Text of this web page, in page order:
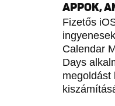
APPOK,
Fizetős
Calendar
Days
megoldást